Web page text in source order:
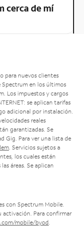
cerca de mí
para nuevos clientes
Spectrum en los últimos
Los impuestos y cargos
se aplican tarifas
adicional por instalación.
reales
garantizadas. Se
Gig. Para ver una lista de
. Servicios sujetos a
los cuales están
áreas. Se aplican
con Spectrum Mobile.
activación. Para confirmar
mobile/byod